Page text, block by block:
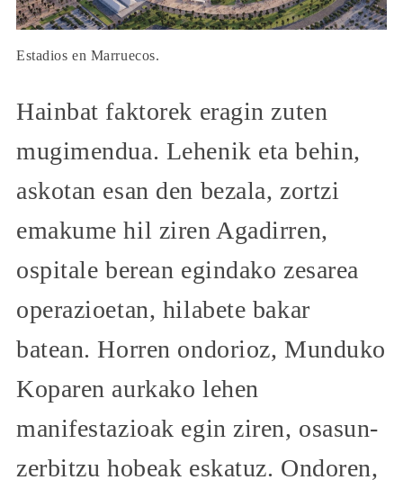
Estadios en Marruecos.
Hainbat faktorek eragin zuten
mugimendua. Lehenik eta behin,
askotan esan den bezala, zortzi
emakume hil ziren Agadirren,
ospitale berean egindako zesarea
operazioetan, hilabete bakar
batean. Horren ondorioz, Munduko
Koparen aurkako lehen
manifestazioak egin ziren, osasun-
zerbitzu hobeak eskatuz. Ondoren,